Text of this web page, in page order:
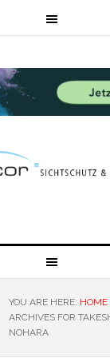
YOU ARE HERE: HOME
ARCHIVES FOR
NOHARA